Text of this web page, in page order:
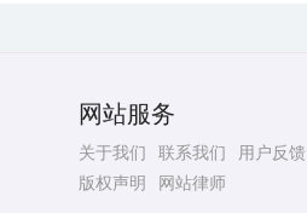
网站服务
关于我们 联系我们
用户反馈
版权声明
网站律师